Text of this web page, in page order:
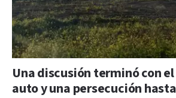
Una discusión terminó con
auto y una persecución